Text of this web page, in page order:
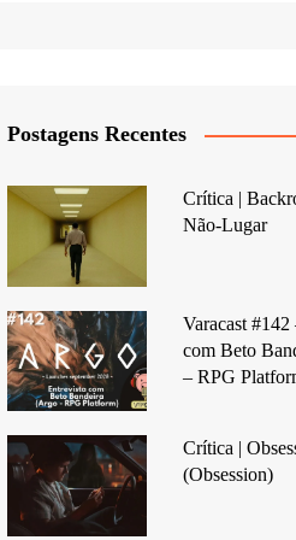
Postagens Recentes
Crítica |
Não-Lugar
Varacast
com Beto
– RPG
Crítica |
(Obsession)